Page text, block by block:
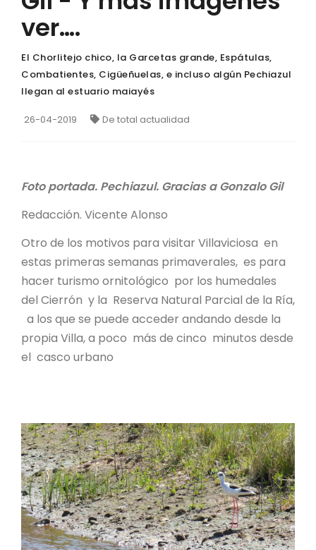
ver….
El Chorlitejo chico, la Garcetas grande, Espátulas,
Combatientes, Cigüeñuelas, e incluso algún Pechiazul
llegan al estuario maiayés
26-04-2019 De total actualidad
Foto portada. Pechiazul. Gracias a Gonzalo Gil
Redacción. Vicente Alonso
Otro de los motivos para visitar Villaviciosa en
estas primeras semanas primaverales, es para
hacer turismo ornitológico por los humedales
del Cierrón y la Reserva Natural Parcial de la Ría,
a los que se puede acceder andando desde la
propia Villa, a poco más de cinco minutos desde
el casco urbano